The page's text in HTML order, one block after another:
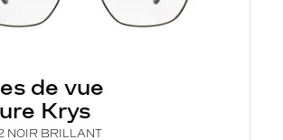
de vue
Krys
NOIR BRILLANT